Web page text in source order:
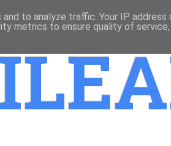
to analyze traffic. Your IP address
metrics to ensure quality of